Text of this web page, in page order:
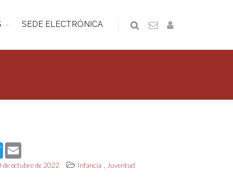
SEDE ELECTRÓNICA
TwitterEmail
de octubre de 2022 Infancia , Juventud